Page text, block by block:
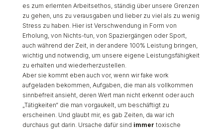
es zum erlernten Arbeitsethos, ständig über unsere Grenzen
zu gehen, uns zu verausgaben und lieber zu viel als zu wenig
Stress zu haben. Hier ist Verschwendung in Form von
Erholung, von Nichts-tun, von Spaziergängen oder Sport,
auch während der Zeit, in der andere 100% Leistung bringen,
wichtig und notwendig, um unsere eigene Leistungsfähigkeit
zu erhalten und wiederherzustellen.
Aber sie kommt eben auch vor, wenn wir fake work
aufgeladen bekommen, Aufgaben, die man als vollkommen
sinnbefreit ansieht, deren Wert man nicht erkennt oder auch
„Tätigkeiten“ die man vorgaukelt, um beschäftigt zu
erscheinen. Und glaubt mir, es gab Zeiten, da war ich
durchaus gut darin. Ursache dafür sind immer toxische